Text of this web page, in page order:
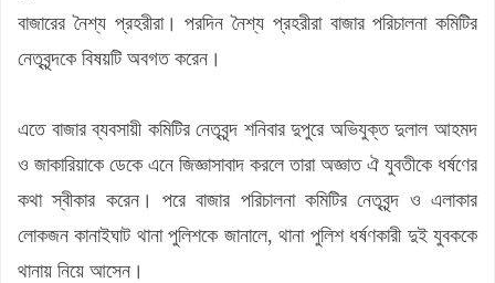
বাজারের নৈশ্য প্রহরীরা। পরদিন নৈশ্য প্রহরীরা বাজার পরিচালনা কমিটির
নেতৃবৃন্দকে বিষয়টি অবগত করেন।
এতে বাজার ব্যবসায়ী কমিটির নেতৃবৃন্দ শনিবার দুপুরে অভিযুক্ত দুলাল আহমদ
ও জাকারিয়াকে ডেকে এনে জিজ্ঞাসাবাদ করলে তারা অজ্ঞাত ঐ যুবতীকে ধর্ষণের
কথা স্বীকার করেন। পরে বাজার পরিচালনা কমিটির নেতৃবৃন্দ ও এলাকার
লোকজন কানাইঘাট থানা পুলিশকে জানালে, থানা পুলিশ ধর্ষণকারী দুই যুবককে
থানায় নিয়ে আসেন।